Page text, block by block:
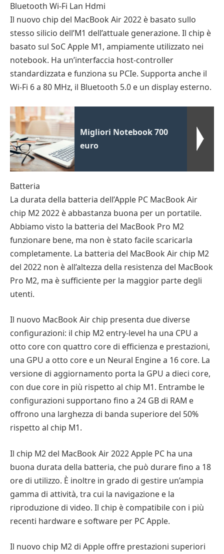
Bluetooth Wi-Fi Lan Hdmi
Il nuovo chip del MacBook Air 2022 è basato sullo
stesso silicio dell’M1 dell’attuale generazione. Il chip è
basato sul SoC Apple M1, ampiamente utilizzato nei
notebook. Ha un’interfaccia host-controller
standardizzata e funziona su PCIe. Supporta anche il
Wi-Fi 6 a 80 MHz, il Bluetooth 5.0 e un display esterno.
Migliori Notebook 700
euro
Batteria
La durata della batteria dell’Apple PC MacBook Air
chip M2 2022 è abbastanza buona per un portatile.
Abbiamo visto la batteria del MacBook Pro M2
funzionare bene, ma non è stato facile scaricarla
completamente. La batteria del MacBook Air chip M2
del 2022 non è all’altezza della resistenza del MacBook
Pro M2, ma è sufficiente per la maggior parte degli
utenti.
Il nuovo MacBook Air chip presenta due diverse
configurazioni: il chip M2 entry-level ha una CPU a
otto core con quattro core di efficienza e prestazioni,
una GPU a otto core e un Neural Engine a 16 core. La
versione di aggiornamento porta la GPU a dieci core,
con due core in più rispetto al chip M1. Entrambe le
configurazioni supportano fino a 24 GB di RAM e
offrono una larghezza di banda superiore del 50%
rispetto al chip M1.
Il chip M2 del MacBook Air 2022 Apple PC ha una
buona durata della batteria, che può durare fino a 18
ore di utilizzo. È inoltre in grado di gestire un’ampia
gamma di attività, tra cui la navigazione e la
riproduzione di video. Il chip è compatibile con i più
recenti hardware e software per PC Apple.
Il nuovo chip M2 di Apple offre prestazioni superiori